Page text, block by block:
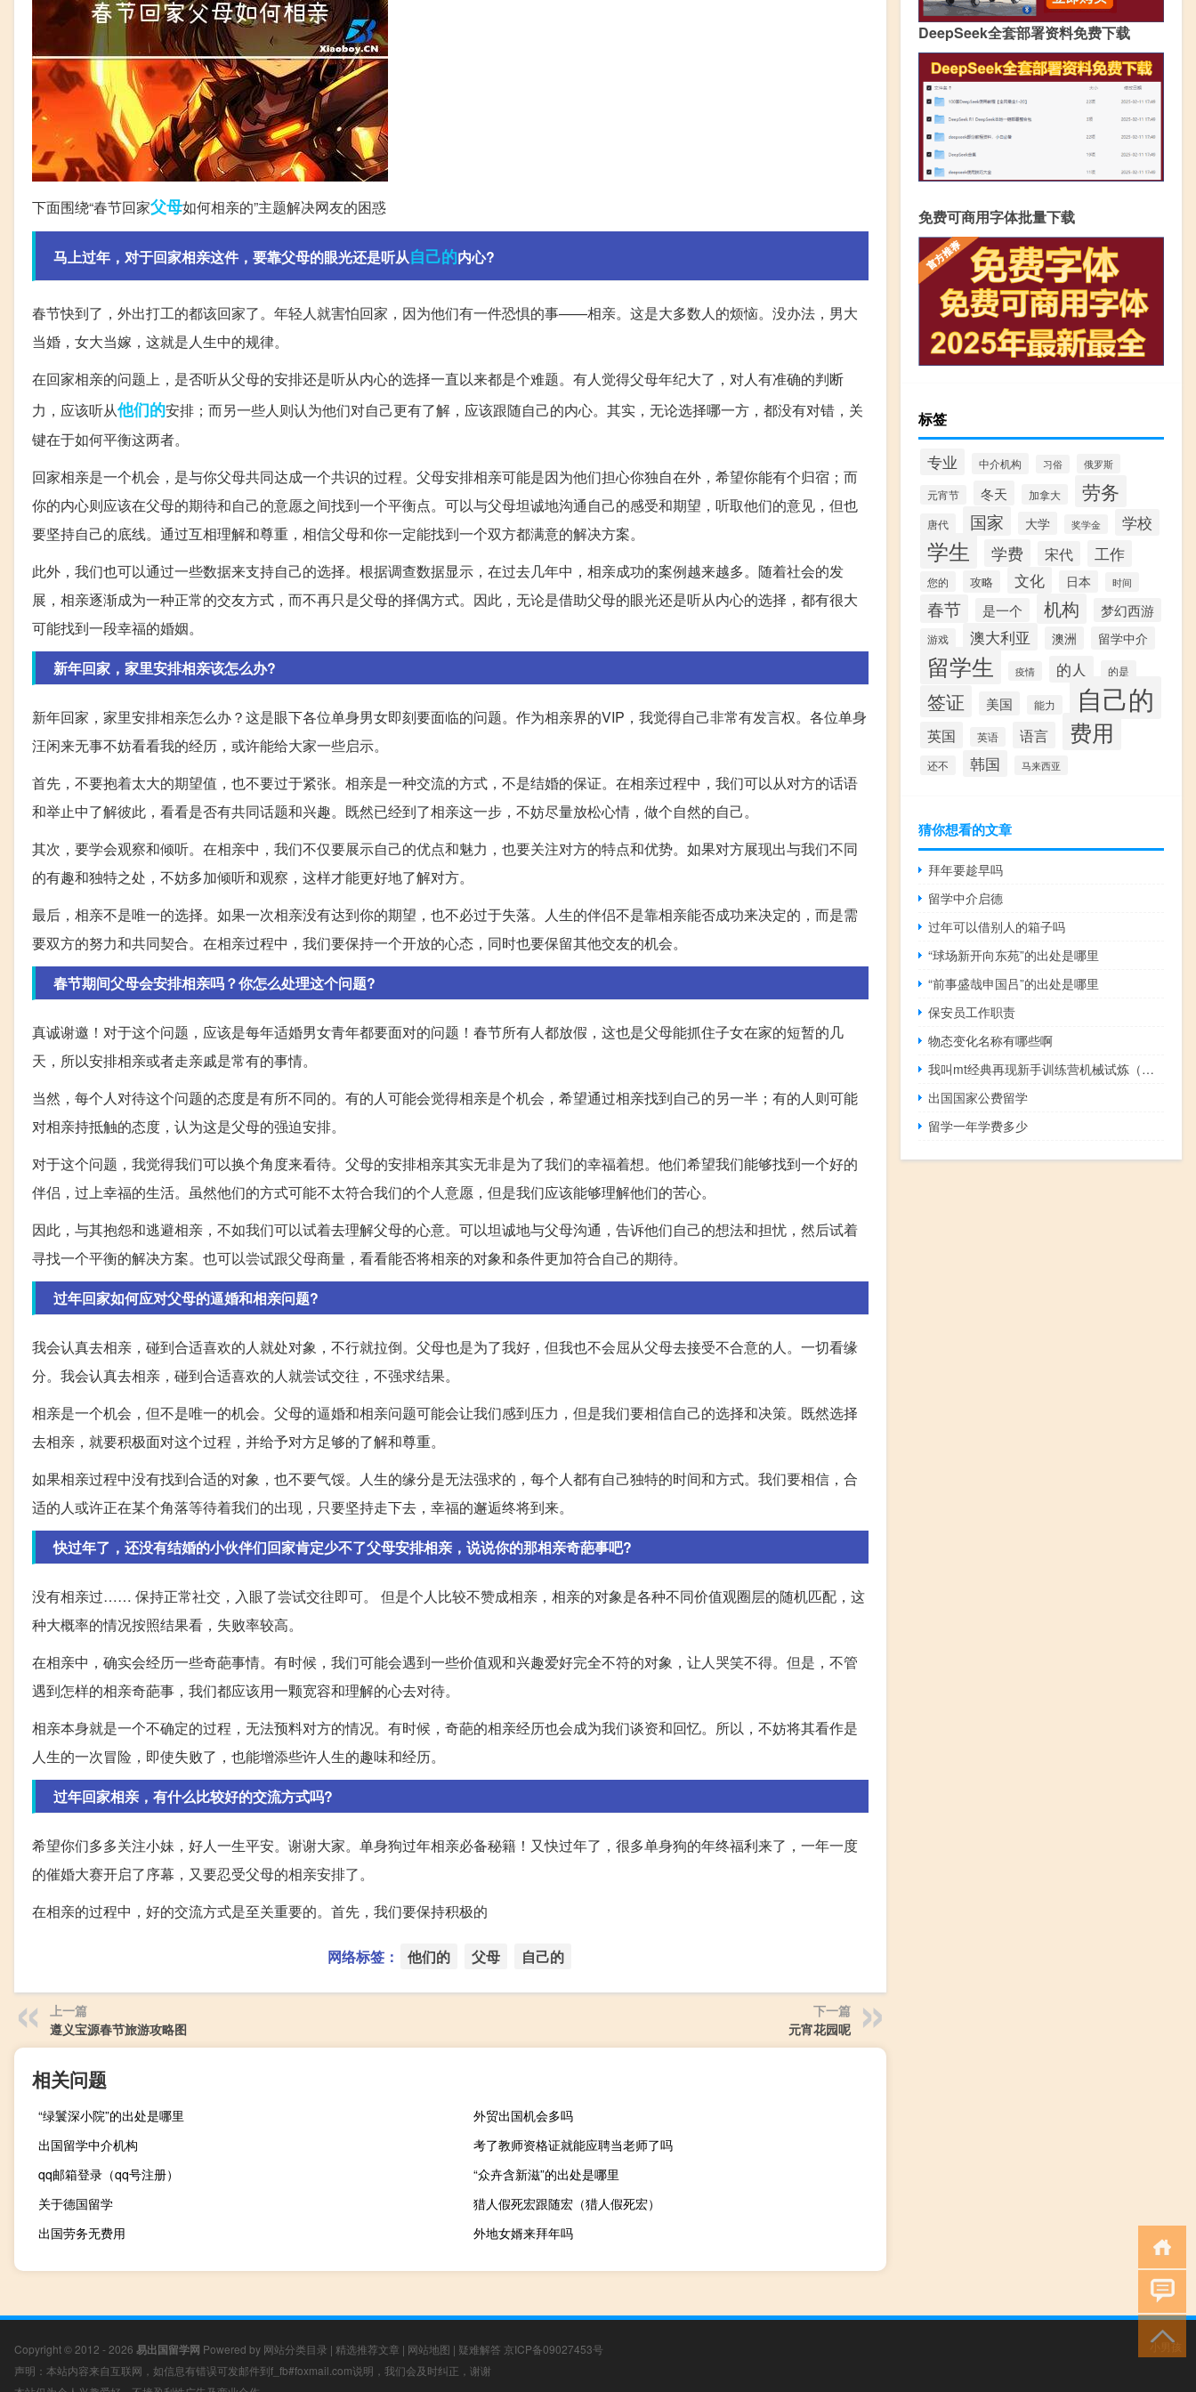
下面围绕“春节回家父母如何相亲的”主题解决网友的困惑
马上过年，对于回家相亲这件，要靠父母的眼光还是听从自己的内心?
春节快到了，外出打工的都该回家了。年轻人就害怕回家，因为他们有一件恐惧的事——相亲。这是大多数人的烦恼。没办法，男大
当婚，女大当嫁，这就是人生中的规律。
在回家相亲的问题上，是否听从父母的安排还是听从内心的选择一直以来都是个难题。有人觉得父母年纪大了，对人有准确的判断
力，应该听从他们的安排；而另一些人则认为他们对自己更有了解，应该跟随自己的内心。其实，无论选择哪一方，都没有对错，关
键在于如何平衡这两者。
回家相亲是一个机会，是与你父母共同达成一个共识的过程。父母安排相亲可能是因为他们担心你独自在外，希望你能有个归宿；而
你的内心则应该在父母的期待和自己的意愿之间找到一个平衡点。可以与父母坦诚地沟通自己的感受和期望，听取他们的意见，但也
要坚持自己的底线。通过互相理解和尊重，相信父母和你一定能找到一个双方都满意的解决方案。
此外，我们也可以通过一些数据来支持自己的选择。根据调查数据显示，在过去几年中，相亲成功的案例越来越多。随着社会的发
展，相亲逐渐成为一种正常的交友方式，而不再只是父母的择偶方式。因此，无论是借助父母的眼光还是听从内心的选择，都有很大
可能找到一段幸福的婚姻。
新年回家，家里安排相亲该怎么办?
新年回家，家里安排相亲怎么办？这是眼下各位单身男女即刻要面临的问题。作为相亲界的VIP，我觉得自己非常有发言权。各位单身
汪闲来无事不妨看看我的经历，或许能给大家一些启示。
首先，不要抱着太大的期望值，也不要过于紧张。相亲是一种交流的方式，不是结婚的保证。在相亲过程中，我们可以从对方的话语
和举止中了解彼此，看看是否有共同话题和兴趣。既然已经到了相亲这一步，不妨尽量放松心情，做个自然的自己。
其次，要学会观察和倾听。在相亲中，我们不仅要展示自己的优点和魅力，也要关注对方的特点和优势。如果对方展现出与我们不同
的有趣和独特之处，不妨多加倾听和观察，这样才能更好地了解对方。
最后，相亲不是唯一的选择。如果一次相亲没有达到你的期望，也不必过于失落。人生的伴侣不是靠相亲能否成功来决定的，而是需
要双方的努力和共同契合。在相亲过程中，我们要保持一个开放的心态，同时也要保留其他交友的机会。
春节期间父母会安排相亲吗？你怎么处理这个问题?
真诚谢邀！对于这个问题，应该是每年适婚男女青年都要面对的问题！春节所有人都放假，这也是父母能抓住子女在家的短暂的几
天，所以安排相亲或者走亲戚是常有的事情。
当然，每个人对待这个问题的态度是有所不同的。有的人可能会觉得相亲是个机会，希望通过相亲找到自己的另一半；有的人则可能
对相亲持抵触的态度，认为这是父母的强迫安排。
对于这个问题，我觉得我们可以换个角度来看待。父母的安排相亲其实无非是为了我们的幸福着想。他们希望我们能够找到一个好的
伴侣，过上幸福的生活。虽然他们的方式可能不太符合我们的个人意愿，但是我们应该能够理解他们的苦心。
因此，与其抱怨和逃避相亲，不如我们可以试着去理解父母的心意。可以坦诚地与父母沟通，告诉他们自己的想法和担忧，然后试着
寻找一个平衡的解决方案。也可以尝试跟父母商量，看看能否将相亲的对象和条件更加符合自己的期待。
过年回家如何应对父母的逼婚和相亲问题?
我会认真去相亲，碰到合适喜欢的人就处对象，不行就拉倒。父母也是为了我好，但我也不会屈从父母去接受不合意的人。一切看缘
分。我会认真去相亲，碰到合适喜欢的人就尝试交往，不强求结果。
相亲是一个机会，但不是唯一的机会。父母的逼婚和相亲问题可能会让我们感到压力，但是我们要相信自己的选择和决策。既然选择
去相亲，就要积极面对这个过程，并给予对方足够的了解和尊重。
如果相亲过程中没有找到合适的对象，也不要气馁。人生的缘分是无法强求的，每个人都有自己独特的时间和方式。我们要相信，合
适的人或许正在某个角落等待着我们的出现，只要坚持走下去，幸福的邂逅终将到来。
快过年了，还没有结婚的小伙伴们回家肯定少不了父母安排相亲，说说你的那相亲奇葩事吧?
没有相亲过…… 保持正常社交，入眼了尝试交往即可。 但是个人比较不赞成相亲，相亲的对象是各种不同价值观圈层的随机匹配，这
种大概率的情况按照结果看，失败率较高。
在相亲中，确实会经历一些奇葩事情。有时候，我们可能会遇到一些价值观和兴趣爱好完全不符的对象，让人哭笑不得。但是，不管
遇到怎样的相亲奇葩事，我们都应该用一颗宽容和理解的心去对待。
相亲本身就是一个不确定的过程，无法预料对方的情况。有时候，奇葩的相亲经历也会成为我们谈资和回忆。所以，不妨将其看作是
人生的一次冒险，即使失败了，也能增添些许人生的趣味和经历。
过年回家相亲，有什么比较好的交流方式吗?
希望你们多多关注小妹，好人一生平安。谢谢大家。单身狗过年相亲必备秘籍！又快过年了，很多单身狗的年终福利来了，一年一度
的催婚大赛开启了序幕，又要忍受父母的相亲安排了。
在相亲的过程中，好的交流方式是至关重要的。首先，我们要保持积极的
网络标签： 他们的 父母 自己的
上一篇
遵义宝源春节旅游攻略图
下一篇
元宵花园呢
相关问题
“绿鬟深小院”的出处是哪里
外贸出国机会多吗
出国留学中介机构
考了教师资格证就能应聘当老师了吗
qq邮箱登录（qq号注册）
“众卉含新滋”的出处是哪里
关于德国留学
猎人假死宏跟随宏（猎人假死宏）
出国劳务无费用
外地女婿来拜年吗
DeepSeek全套部署资料免费下载
免费可商用字体批量下载
标签
专业 中介机构 习俗 俄罗斯
元宵节 冬天 加拿大 劳务
唐代 国家 大学 奖学金 学校
学生 学费 宋代 工作
您的 攻略 文化 日本 时间
春节 是一个 机构 梦幻西游
游戏 澳大利亚 澳洲 留学中介
留学生 疫情 的人 的是
签证 美国 能力 自己的
英国 英语 语言 费用
还不 韩国 马来西亚
猜你想看的文章
拜年要趁早吗
留学中介启德
过年可以借别人的箱子吗
“球场新开向东苑”的出处是哪里
“前事盛哉申国吕”的出处是哪里
保安员工作职责
物态变化名称有哪些啊
我叫mt经典再现新手训练营机械试炼（赛尔号新手训练营谱尼怎么打）
出国国家公费留学
留学一年学费多少
Copyright © 2012 - 2026 易出国留学网 Powered by 网站分类目录 | 精选推荐文章 | 网站地图 | 疑难解答 京ICP备09027453号
声明：本站内容来自互联网，如信息有错误可发邮件到f_fb#foxmail.com说明，我们会及时纠正，谢谢
小男孩